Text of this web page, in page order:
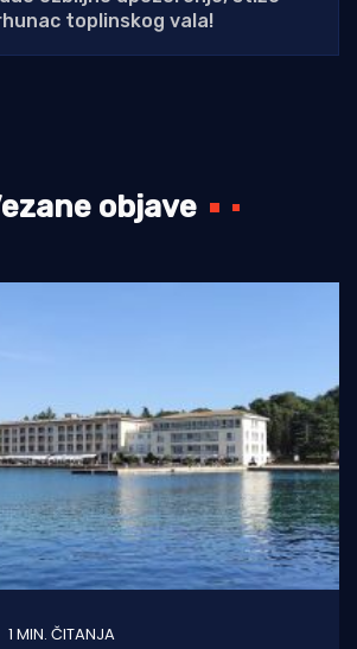
toplinskog vala!
objave
1 MIN. ČITANJA